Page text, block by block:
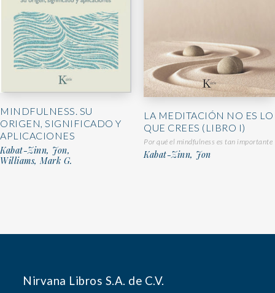
MINDFULNESS. SU
ORIGEN, SIGNIFICADO Y
APLICACIONES
Kabat-Zinn, Jon,
Williams, Mark G.
LA MEDITACIÓN NO ES LO
QUE CREES (LIBRO I)
Por qué el mindfulness es tan importante
Kabat-Zinn, Jon
Nirvana Libros S.A. de C.V.